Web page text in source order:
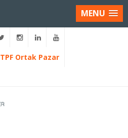
MENU
TPF Ortak Pazar